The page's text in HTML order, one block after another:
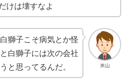
けは壊すなよ
米山
獅子こそ病気とか怪
白獅子には次の会社
と思ってるんだ。